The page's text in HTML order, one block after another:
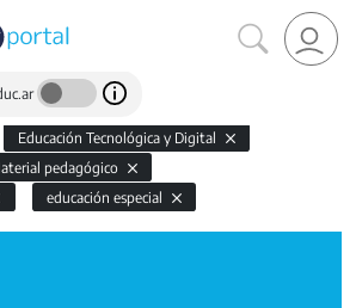
Educación Tecnológica y Digital
pedagógico
educación especial